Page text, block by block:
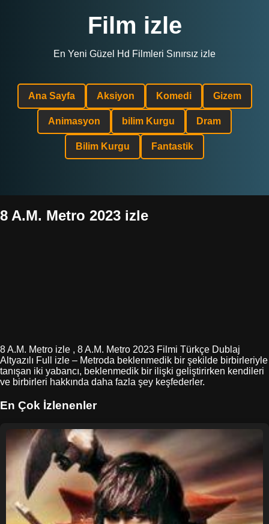
Film izle
En Yeni Güzel Hd Filmleri Sınırsız izle
Ana Sayfa Aksiyon Komedi Gizem
Animasyon bilim Kurgu Dram
Bilim Kurgu Fantastik
8 A.M. Metro 2023 izle
8 A.M. Metro izle , 8 A.M. Metro 2023 Filmi Türkçe Dublaj
Altyazılı Full izle – Metroda beklenmedik bir şekilde birbirleriyle
tanışan iki yabancı, beklenmedik bir ilişki geliştirirken kendileri
ve birbirleri hakkında daha fazla şey keşfederler.
En Çok İzlenenler